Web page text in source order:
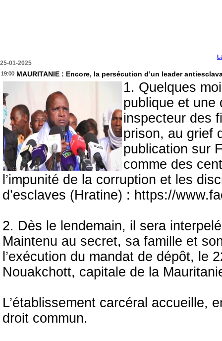
25-01-2025
19:00 MAURITANIE : Encore, la persécution d’un leader
1. Quelques
publique et une
inspecteur des
prison, au grief
publication sur
comme des
l’impunité de la corruption et les
d’esclaves (Hratine) : https://
2. Dès le lendemain, il sera
Maintenu au secret, sa famille et
l’exécution du mandat de dépôt, le
Nouakchott, capitale de la
L’établissement carcéral accueille,
droit commun.